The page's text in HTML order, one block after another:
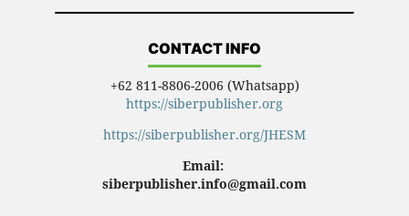
CONTACT INFO
+62 811-8806-2006 (Whatsapp)
https://siberpublisher.org
https://siberpublisher.org/JHESM
Email:
siberpublisher.info@gmail.com